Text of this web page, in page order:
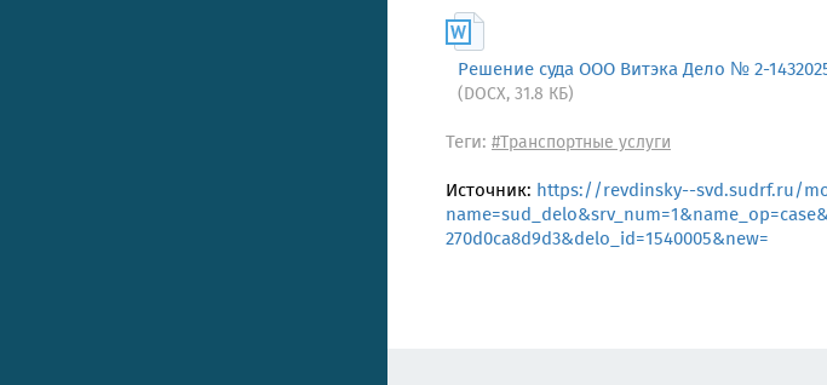
Решение суда ООО Витэка Дело № 2-
(DOCX, 31.8 КБ)
Теги: #Транспортные услуги
Источник: https://revdinsky--svd.sudrf.ru/
270d0ca8d9d3&delo_id=1540005&new=